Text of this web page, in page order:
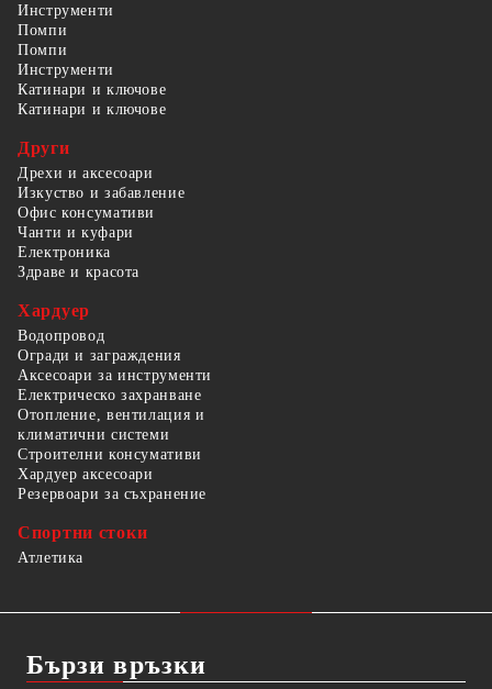
Инструменти
Помпи
Помпи
Инструменти
Катинари и ключове
Катинари и ключове
Други
Дрехи и аксесоари
Изкуство и забавление
Офис консумативи
Чанти и куфари
Електроника
Здраве и красота
Хардуер
Водопровод
Огради и заграждения
Аксесоари за инструменти
Електрическо захранване
Отопление, вентилация и
климатични системи
Строителни консумативи
Хардуер аксесоари
Резервоари за съхранение
Спортни стоки
Атлетика
Бързи връзки